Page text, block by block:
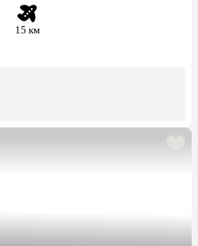
15 км